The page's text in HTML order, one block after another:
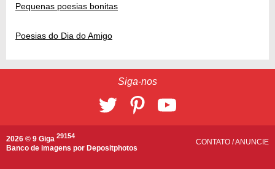
Pequenas poesias bonitas
Poesias do Dia do Amigo
Siga-nos
2026 © 9 Giga 29154
Banco de imagens por Depositphotos
CONTATO /ANUNCIE